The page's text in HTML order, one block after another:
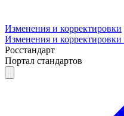
Изменения и корректировки
Изменения и
Росстандарт
Портал стандартов